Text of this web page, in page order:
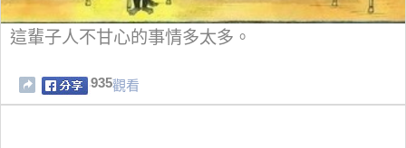
這輩子人不甘心的事情多太多。
935觀看